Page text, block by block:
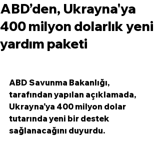
ABD’den, Ukrayna'ya
400 milyon dolarlık yeni
yardım paketi
ABD Savunma Bakanlığı,
tarafından yapılan açıklamada,
Ukrayna'ya 400 milyon dolar
tutarında yeni bir destek
sağlanacağını duyurdu.